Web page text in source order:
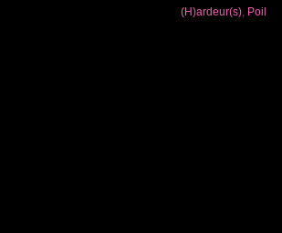
(H)ardeur(s) Poil